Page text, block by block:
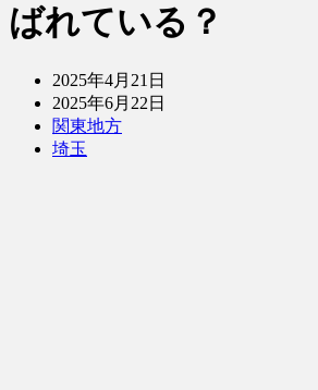
ばれている？
2025年4月21日
2025年6月22日
関東地方
埼玉